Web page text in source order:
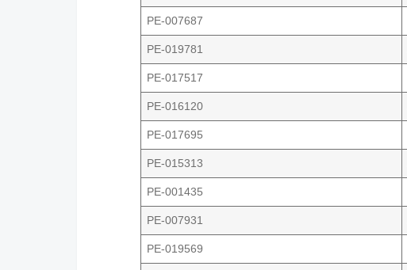
PE-007687
PE-019781
PE-017517
PE-016120
PE-017695
PE-015313
PE-001435
PE-007931
PE-019569